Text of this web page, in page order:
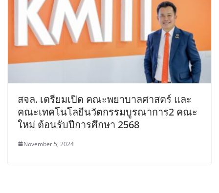
สจล. เตรียมเปิด คณะพยาบาลศาสตร์ และ
คณะเทคโนโลยีนวัตกรรมบูรณาการ2 คณะ
ใหม่ ต้อนรับปีการศึกษา 2568
November 5, 2024